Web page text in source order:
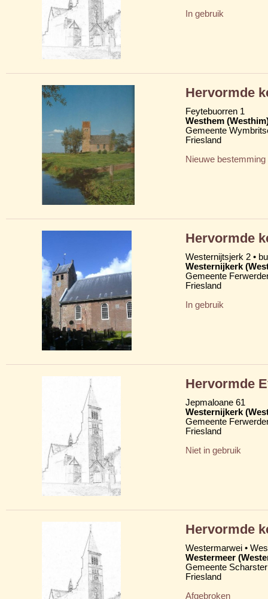
In gebruik
Hervormde
Feytebuorren 1
Westhem
Gemeente
Friesland
Nieuwe bestemming
Hervormde
Westernijtsjerk 2 •
Westernijkerk
Gemeente
Friesland
In gebruik
Hervormde
Jepmaloane 61
Westernijkerk
Gemeente
Friesland
Niet in gebruik
Hervormde
Westermarwei •
Westermeer
Gemeente
Friesland
Afgebroken